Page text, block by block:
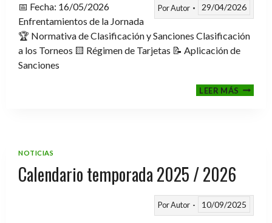
PorAutor 29/04/2026
📅 Fecha: 16/05/2026
Enfrentamientos de la Jornada
🏆 Normativa de Clasificación y Sanciones Clasificación
a los Torneos 🟨 Régimen de Tarjetas 📝 Aplicación de
Sanciones
LEER MÁSFASE
NOTICIAS
Calendario temporada 2025 / 2026
PorAutor 10/09/2025